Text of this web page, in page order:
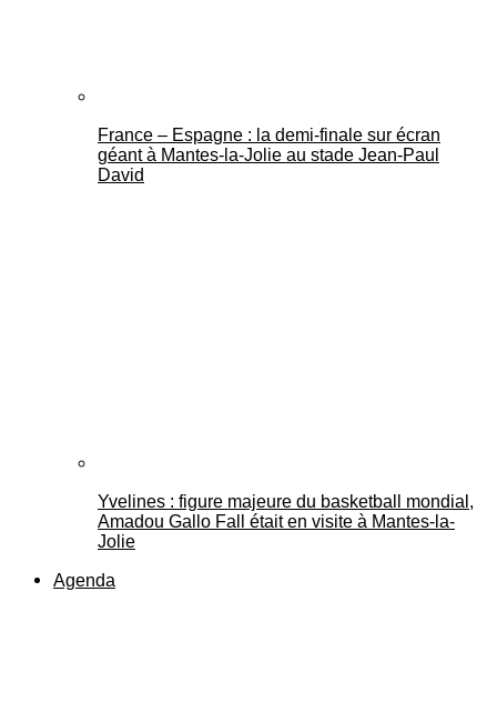
France – Espagne : la demi-finale sur écran
géant à Mantes-la-Jolie au stade Jean-Paul
David
Yvelines : figure majeure du basketball mondial,
Amadou Gallo Fall était en visite à Mantes-la-
Jolie
Agenda